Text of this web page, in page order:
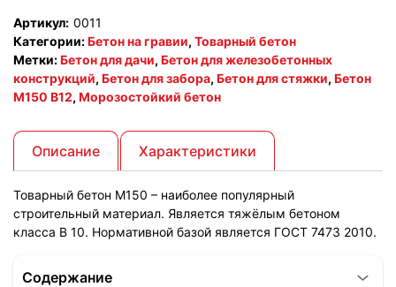
М150
(гравий)
Артикул: 0011
Категории:Бетон на гравии, Товарный бетон
Метки:Бетон для дачи, Бетон для железобетонных
конструкций, Бетон для забора, Бетон для стяжки, Бетон
М150 В12, Морозостойкий бетон
Описание Характеристики
Товарный бетон М150 – наиболее популярный
строительный материал. Является тяжёлым бетоном
класса B 10. Нормативной базой является ГОСТ 7473 2010.
Содержание